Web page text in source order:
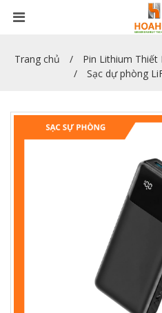
Trang chủ Pin Lithium Thiết
Sạc dự phòng